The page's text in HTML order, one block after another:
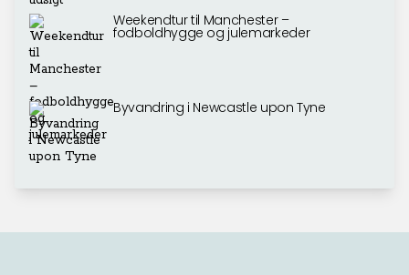
Weekendtur til Manchester –
fodboldhygge og julemarkeder
Byvandring i Newcastle upon Tyne